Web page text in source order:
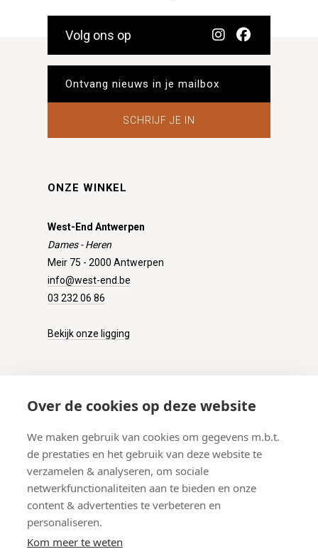
Over de cookies op deze website
We maken gebruik van cookies om gegevens m.b.t.
de prestaties en het gebruik van deze website te
verzamelen & analyseren, om sociale
netwerkfunctionaliteiten aan te bieden en onze
content & advertenties te verbeteren en
personaliseren.
Kom meer te weten
Volg ons op
SCHRIJF JE IN
ONZE WINKEL
West-End Antwerpen
Dames - Heren
Meir 75 - 2000 Antwerpen
info@west-end.be
03 232 06 86
Bekijk onze ligging
Verzenden
Retourneren
Betalen
Veelgestelde vragen